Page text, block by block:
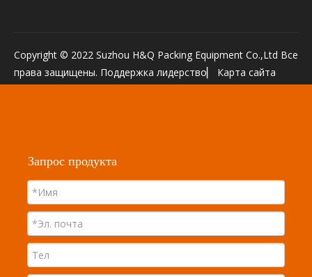
Copyright © 2022 Suzhou H&Q Packing Equipment Co.,Ltd Все
права защищены. Поддержка лидерство Карта сайта
Запрос продукта